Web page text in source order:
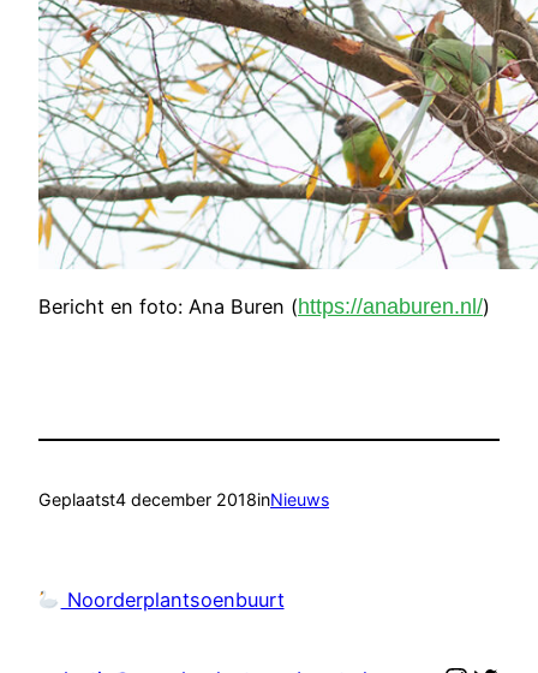
Bericht en foto: Ana Buren (https://anaburen.nl/)
Geplaatst4 december 2018inNieuws
Noorderplantsoenbuurt